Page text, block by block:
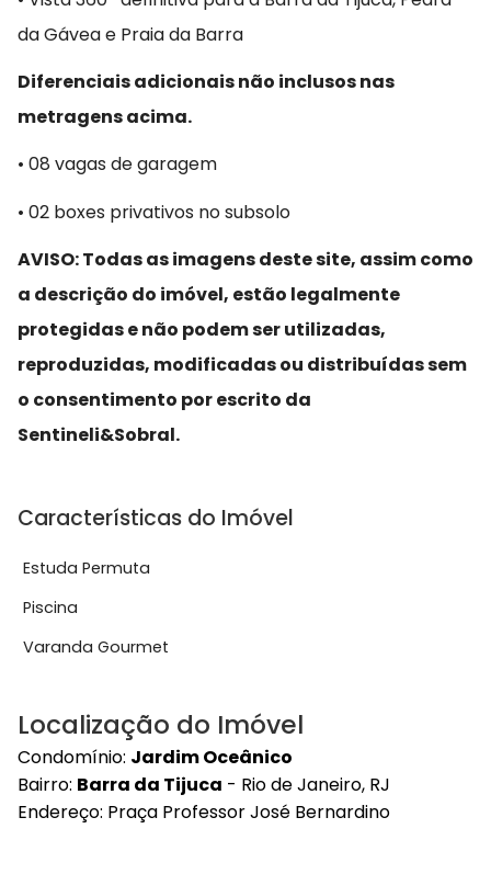
da Gávea e Praia da Barra
Diferenciais adicionais não inclusos nas
metragens acima.
• 08 vagas de garagem
• 02 boxes privativos no subsolo
AVISO: Todas as imagens deste site, assim como
a descrição do imóvel, estão legalmente
protegidas e não podem ser utilizadas,
reproduzidas, modificadas ou distribuídas sem
o consentimento por escrito da
Sentineli&Sobral.
Características do Imóvel
Estuda Permuta
Piscina
Varanda Gourmet
Localização do Imóvel
Condomínio: Jardim Oceânico
Bairro: Barra da Tijuca - Rio de Janeiro, RJ
Endereço: Praça Professor José Bernardino